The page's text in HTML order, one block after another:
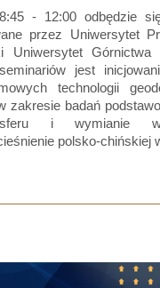
- 12:00 odbędzie
przez Uniwersytet
Uniwersytet Górnictwa
jest
technologii
zakresie badań
i wymianie
polsko-chińskiej